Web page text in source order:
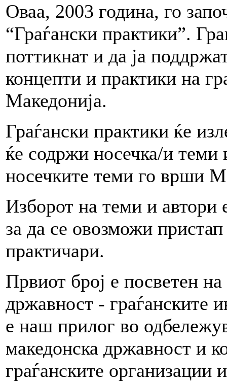
Оваа, 2003 година, го
“Граѓански практики”.
поттикнат и да ја
концепти и практики на
Македонија.
Граѓански практики ќе
ќе содржи носечка/и
носечките теми го
Изборот на теми и автори
за да се овозможи
практичари.
Првиот број е посветен
државност - граѓанските
е наш прилог во
македонска државност и
граѓанските организации